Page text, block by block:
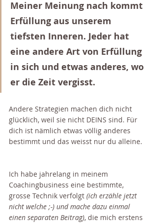
Meiner Meinung nach kommt
Erfüllung aus unserem
tiefsten Inneren. Jeder hat
eine andere Art von Erfüllung
in sich und etwas anderes, wo
er die Zeit vergisst.
Andere Strategien machen dich nicht
glücklich, weil sie nicht DEINS sind. Für
dich ist nämlich etwas völlig anderes
bestimmt und das weisst nur du alleine.
Ich habe jahrelang in meinem
Coachingbusiness eine bestimmte,
grosse Technik verfolgt (ich erzähle jetzt
nicht welche ;-) und mache dazu einmal
einen separaten Beitrag), die mich erstens